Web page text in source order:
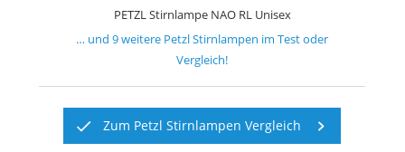
PETZL Stirnlampe NAO RL Unisex
… und9weitere Petzl Stirnlampen im Test oder
Vergleich!
Zum Petzl Stirnlampen Vergleich